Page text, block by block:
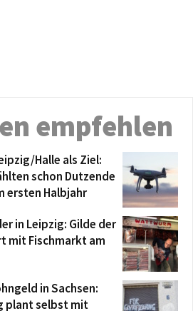
empfehlen
Halle als Ziel:
schon Dutzende
ersten Halbjahr
in Leipzig: Gilde der
mit Fischmarkt am
in Sachsen:
plant selbst mit